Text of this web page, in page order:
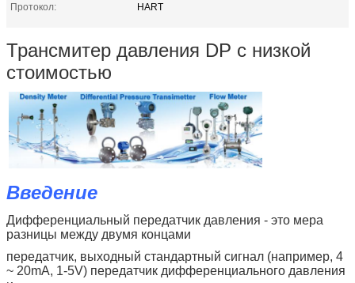
Протокол:
HART
Трансмитер давления DP с низкой
стоимостью
Введение
Дифференциальный передатчик давления - это мера
разницы между двумя концами
передатчик, выходный стандартный сигнал (например, 4
~ 20mA, 1-5V) передатчик дифференциального давления